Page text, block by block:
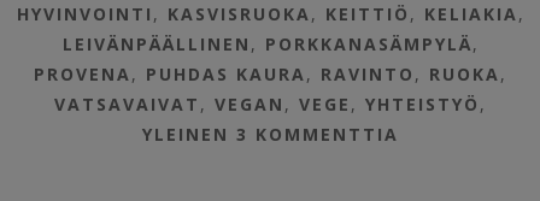
HYVINVOINTI , KASVISRUOKA , KEITTIÖ , KELIAKIA ,
LEIVÄNPÄÄLLINEN , PORKKANASÄMPYLÄ,
PROVENA , PUHDAS KAURA , RAVINTO , RUOKA ,
VATSAVAIVAT ,VEGAN ,VEGE ,YHTEISTYÖ ,
YLEINEN 3 KOMMENTTIA